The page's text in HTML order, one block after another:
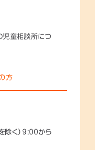
童相談所につ
方
除く）9:00から